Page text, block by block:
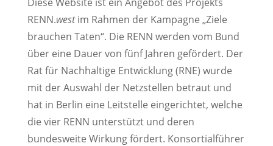
RENN.westim Rahmen der Kampagne „Ziele
brauchen Taten“. Die RENN werden vom Bund
über eine Dauer von fünf Jahren gefördert. Der
Rat für Nachhaltige Entwicklung (RNE) wurde
mit der Auswahl der Netzstellen betraut und
hat in Berlin eine Leitstelle eingerichtet, welche
die vier RENN unterstützt und deren
bundesweite Wirkung fördert. Konsortialführer